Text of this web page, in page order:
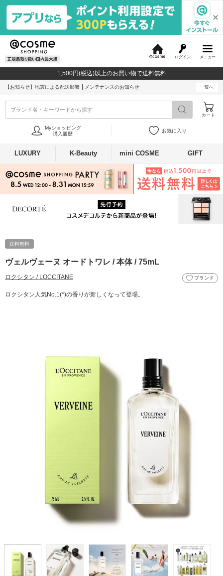
メニュー
ログイン
c
o
1,500円(税込)以上のお買い物で送料無料
【お知らせ】 地震による配送影響 メンテナンスのお知らせ 一覧へ
ブランド名・キーワードから探す
カート
Myショッピング
購入履歴
お気に入り
LUXURY K-Beauty mini COSME GIFT
送料無料
ヴェルヴェーヌ オードトワレ / 本体 / 75mL
ロクシタン / LOCCITANE ブランド
ロクシタン人気No.1(*)の香りが新しくなって登場。